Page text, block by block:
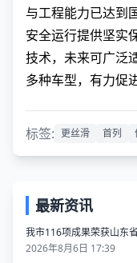
与工程能力已达到
安全运行提供坚实
技术，未来可广泛
多种车型，有力促
标签: 更丝滑 首列
最新资讯
我市116项成果荣获山东
2026年8月6日 17:39